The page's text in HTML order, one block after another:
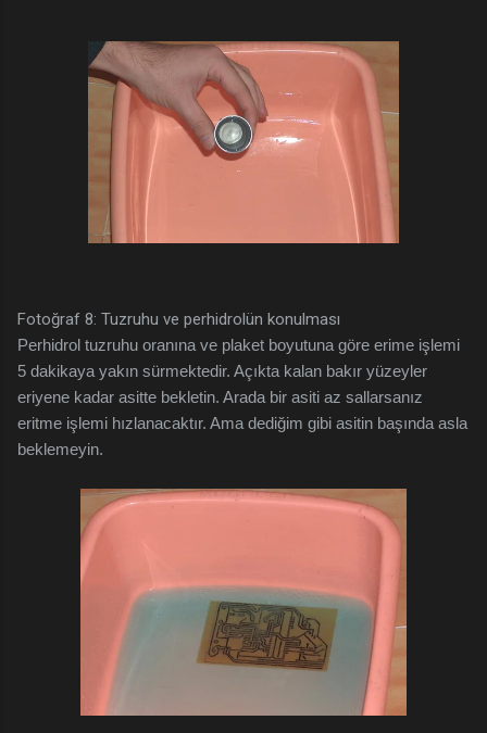
Fotoğraf 8: Tuzruhu ve perhidrolün konulması
Perhidrol tuzruhu oranına ve plaket boyutuna göre erime işlemi
5 dakikaya yakın sürmektedir. Açıkta kalan bakır yüzeyler
eriyene kadar asitte bekletin. Arada bir asiti az sallarsanız
eritme işlemi hızlanacaktır. Ama dediğim gibi asitin başında asla
beklemeyin.